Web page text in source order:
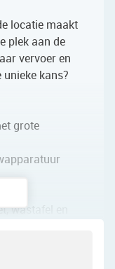
locatie maakt
plek aan de
vervoer en
kans?
grote
wastafel en
zuidwesten
deur aan de